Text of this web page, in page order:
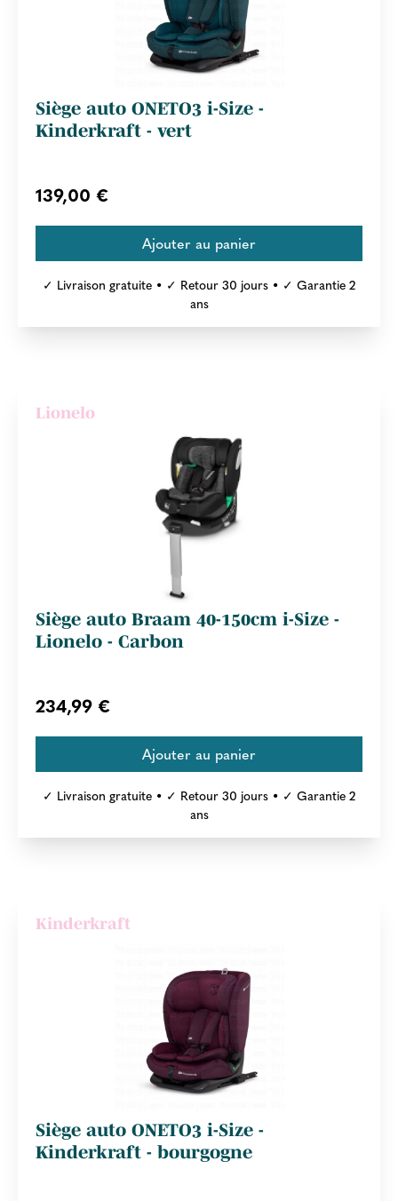
Siège auto ONETO3 i-Size -
Kinderkraft - vert
139,00 €
✓ Livraison gratuite • ✓ Retour 30 jours • ✓ Garantie 2
ans
Lionelo
Siège auto Braam 40-150cm i-Size -
Lionelo - Carbon
234,99 €
✓ Livraison gratuite • ✓ Retour 30 jours • ✓ Garantie 2
ans
Kinderkraft
Siège auto ONETO3 i-Size -
Kinderkraft - bourgogne